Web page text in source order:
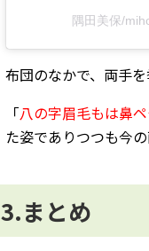
隅田美保/
布団のなかで、両手
「八の字眉毛もは鼻
た姿でありつつも今
3.まとめ